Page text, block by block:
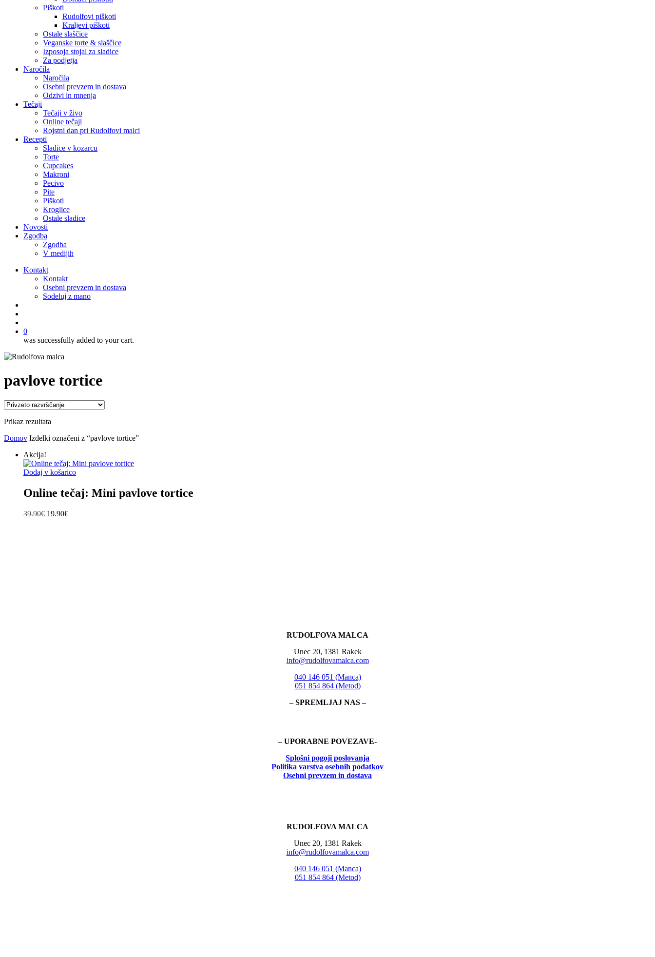
Piškoti
Rudolfovi piškoti
Kraljevi piškoti
Ostale slaščice
Veganske torte & slaščice
Izposoja stojal za sladice
Za podjetja
Naročila
Naročila
Osebni prevzem in dostava
Odzivi in mnenja
Tečaji
Tečaji v živo
Online tečaji
Rojstni dan pri Rudolfovi malci
Recepti
Sladice v kozarcu
Torte
Cupcakes
Makroni
Pecivo
Pite
Piškoti
Kroglice
Ostale sladice
Novosti
Zgodba
Zgodba
V medijih
Kontakt
Kontakt
Osebni prevzem in dostava
Sodeluj z mano
0
was successfully added to your cart.
pavlove tortice
Prikaz rezultata
Domov Izdelki označeni z “pavlove tortice”
Akcija!
Dodaj v košarico
Online tečaj: Mini pavlove tortice
39.90€ Izvirna
19.90€Trenutna
RUDOLFOVA MALCA
Unec 20, 1381 Rakek
info@rudolfovamalca.com
040 146 051 (Manca)
051 854 864 (Metod)
– SPREMLJAJ NAS –
– UPORABNE POVEZAVE-
Splošni pogoji poslovanja
Politika varstva osebnih podatkov
Osebni prevzem in dostava
RUDOLFOVA MALCA
Unec 20, 1381 Rakek
info@rudolfovamalca.com
040 146 051 (Manca)
051 854 864 (Metod)